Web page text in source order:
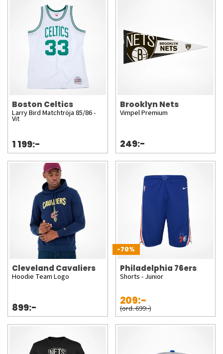
Boston Celtics
Larry Bird Matchtröja 85/86 -
Vit
1 199:-
Brooklyn Nets
Vimpel Premium
249:-
Cleveland Cavaliers
Hoodie Team Logo
899:-
-70%
Philadelphia 76ers
Shorts - Junior
209:-
(ord. 699:-)